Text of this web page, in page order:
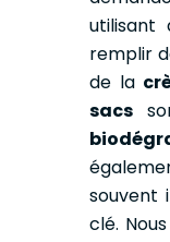
utilisant
remplir
de la
sacs
souvent
clé.